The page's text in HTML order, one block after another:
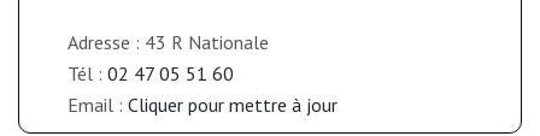
Adresse : 43 R Nationale
Tél : 02 47 05 51 60
Email : Cliquer pour mettre à jour